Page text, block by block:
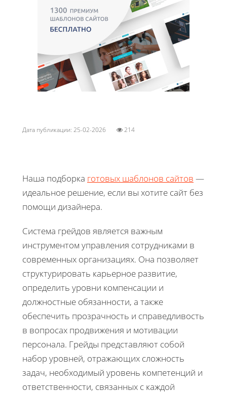
Дата публикации: 25-02-2026 214
Наша подборка готовых шаблонов сайтов —
идеальное решение, если вы хотите сайт без
помощи дизайнера.
Система грейдов является важным
инструментом управления сотрудниками в
современных организациях. Она позволяет
структурировать карьерное развитие,
определить уровни компенсации и
должностные обязанности, а также
обеспечить прозрачность и справедливость
в вопросах продвижения и мотивации
персонала. Грейды представляют собой
набор уровней, отражающих сложность
задач, необходимый уровень компетенций и
ответственности, связанных с каждой